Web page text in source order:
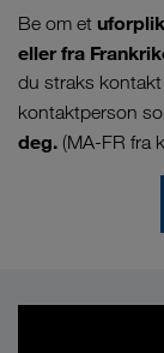
Be om et
eller fra
du straks
kontaktperson
deg. (MA-FR fra